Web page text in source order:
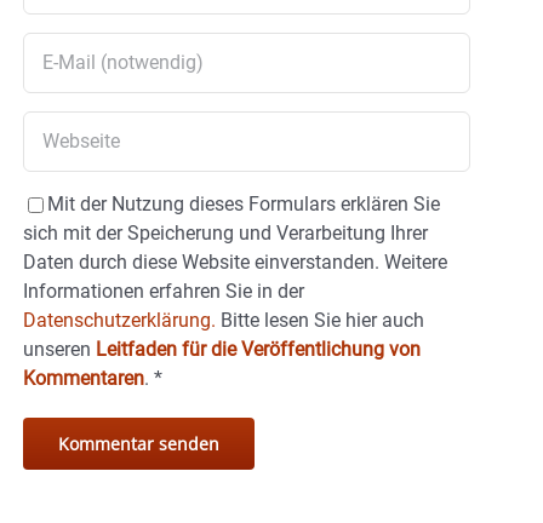
Mit der Nutzung dieses Formulars erklären Sie
sich mit der Speicherung und Verarbeitung Ihrer
Daten durch diese Website einverstanden. Weitere
Informationen erfahren Sie in der
Datenschutzerklärung. Bitte lesen Sie hier auch
unseren Leitfaden für die Veröffentlichung von
Kommentaren. *